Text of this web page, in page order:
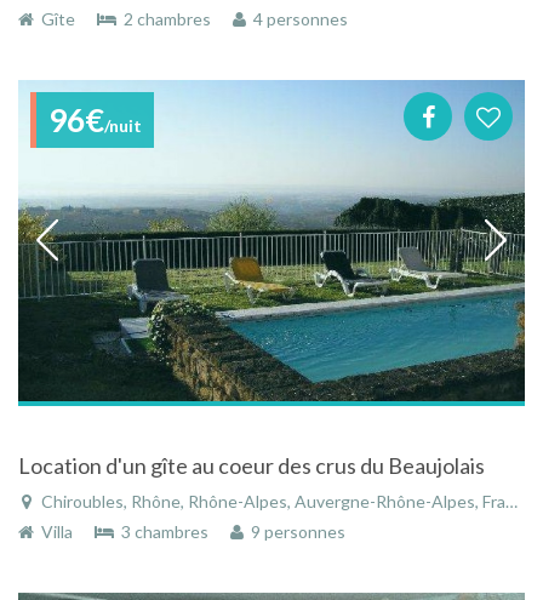
Gîte 2 chambres 4 personnes
96€/nuit
Location d'un gîte au coeur des crus du Beaujolais
Chiroubles, Rhône, Rhône-Alpes, Auvergne-Rhône-Alpes, France
Villa
3 chambres 9 personnes